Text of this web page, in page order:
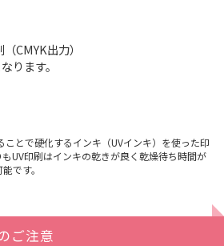
CMYK出力）
ります。
ことで硬化するインキ（UVインキ）を使った印
UV印刷はインキの乾きが良く乾燥待ち時間が
です。
ご注意